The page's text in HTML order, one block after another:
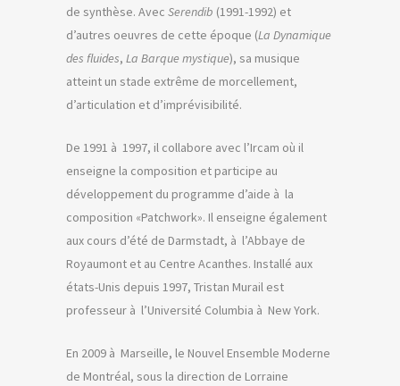
de synthèse. Avec Serendib (1991-1992) et
d’autres oeuvres de cette époque (La Dynamique
des fluides, La Barque mystique), sa musique
atteint un stade extrême de morcellement,
d’articulation et d’imprévisibilité.
De 1991 à 1997, il collabore avec l’Ircam où il
enseigne la composition et participe au
développement du programme d’aide à la
composition «Patchwork». Il enseigne également
aux cours d’été de Darmstadt, à l’Abbaye de
Royaumont et au Centre Acanthes. Installé aux
états-Unis depuis 1997, Tristan Murail est
professeur à l’Université Columbia à New York.
En 2009 à Marseille, le Nouvel Ensemble Moderne
de Montréal, sous la direction de Lorraine